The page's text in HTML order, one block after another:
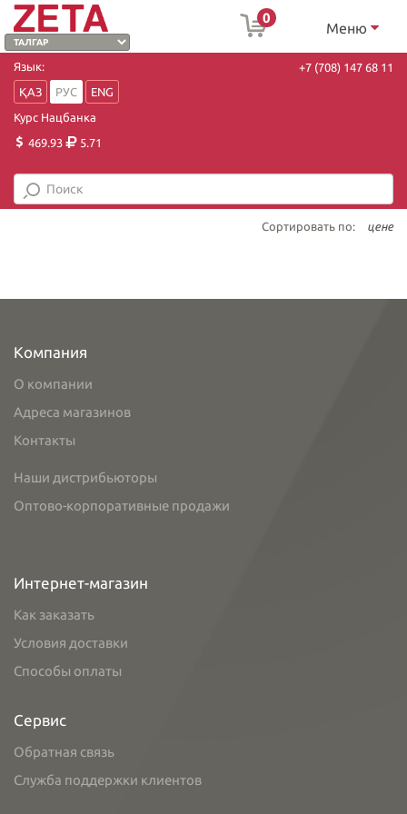
0
Меню
Язык:
ҚАЗ
РУС
ENG
Курс Нацбанка
469.93
5.71
+7 (708) 147 68 11
Сортировать по: цене
Компания
О компании
Адреса магазинов
Контакты
Наши дистрибьюторы
Оптово-корпоративные продажи
Интернет-магазин
Как заказать
Условия доставки
Способы оплаты
Сервис
Обратная связь
Служба поддержки клиентов